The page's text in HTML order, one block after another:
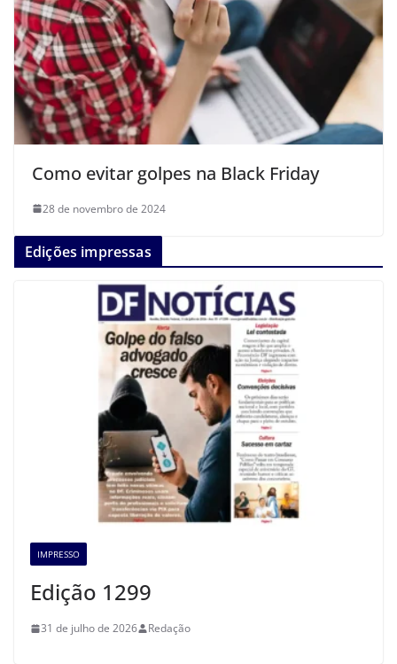
Como evitar golpes na Black Friday
28 de novembro de 2024
Edições impressas
IMPRESSO
Edição 1299
31 de julho de 2026 Redação